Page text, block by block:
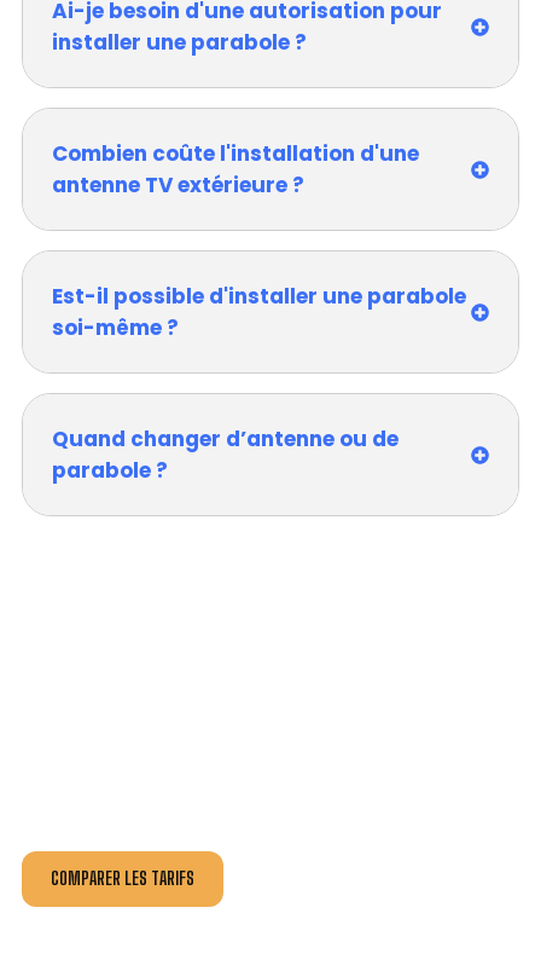
Ai-je besoin d'une autorisation pour
installer une parabole ?
Combien coûte l'installation d'une
antenne TV extérieure ?
Est-il possible d'installer une parabole
soi-même ?
Quand changer d’antenne ou de
parabole ?
COMPARER LES TARIFS